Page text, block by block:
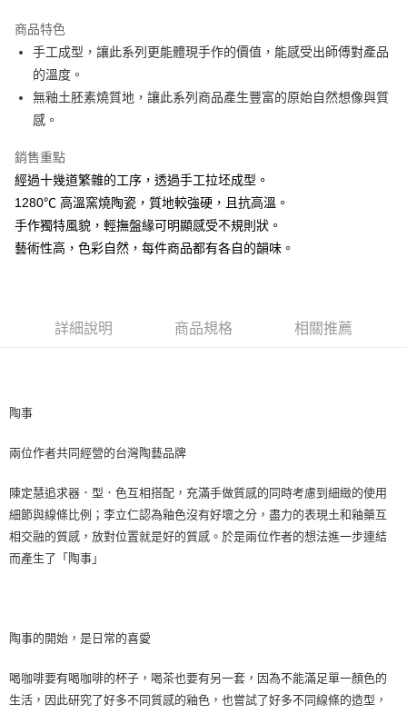
街口支付
悠遊付
AFTEE先享後付
【關於「AFTEE先享後付」】
AFTEE先享後付是「在收到商品之後才付款」的支付方式。 讓您購物簡單
便利好安心！
１．簡單：不需註冊會員、不需綁卡、不需儲值。
２．便利：只要手機號碼，簡訊認證，即可結帳。
３．安心：先確認商品／服務後，再付款。
２．訂單成立數日內，您將收到繳費通知簡訊。
３．收到繳費通知簡訊後14天內，點擊此簡訊中的連結，可透過四大超商／
※ 交易是否成功請以「AFTEE先享後付 」之結帳頁面顯示為準，若有關於
客戶支援中心」https://netprotections.freshdesk.com/support/home
【注意事項】
１．透過由恩沛科技股份有限公司提供之「AFTEE先享後付」服務完成之交
易，需依本服務之必要範圍內提供個人資料，並將交易相關給付款項請求債
權轉讓予恩沛科技股份有限公司。
２．關於個人資料處理事宜，請瀏覽以下網址：
https://aftee.tw/terms/#terms3
４．使用「AFTEE先享後付」時，將依據個別帳號之用戶狀況，依本公司即
時審查核予不同之上限額度；若仍有額度不足之情形，本公司將視審查結果
５．嚴禁一人註冊多個帳號或使用他人資訊註冊。若發現惡意使用之情形，
恩沛科技股份有限公司將有權停止該用戶之使用額度並採取法律行動。
ATM付款
全家取貨付款
每筆NT$60，滿NT$1,500(含以上)免運費
順豐速運
商品特色
手工成型，讓此系列更能體現手作的價值，能感受出師傅對產品
的溫度。
無釉土胚素燒質地，讓此系列商品產生豐富的原始自然想像與質
感。
銷售重點
經過十幾道繁雜的工序，透過手工拉坯成型。
1280℃ 高溫窯燒陶瓷，質地較強硬，且抗高溫。
手作獨特風貌，輕撫盤緣可明顯感受不規則狀。
藝術性高，色彩自然，每件商品都有各自的韻味。
詳細說明 商品規格 相關推薦
陶事
兩位作者共同經營的台灣陶藝品牌
陳定慧追求器．型．色互相搭配，充滿手做質感的同時考慮到細緻的使用
細節與線條比例；李立仁認為釉色沒有好壞之分，盡力的表現土和釉藥互
相交融的質感，放對位置就是好的質感。於是兩位作者的想法進一步連結
而產生了「陶事」
陶事的開始，是日常的喜愛
喝咖啡要有喝咖啡的杯子，喝茶也要有另一套，因為不能滿足單一顏色的
生活，因此研究了好多不同質感的釉色，也嘗試了好多不同線條的造型，